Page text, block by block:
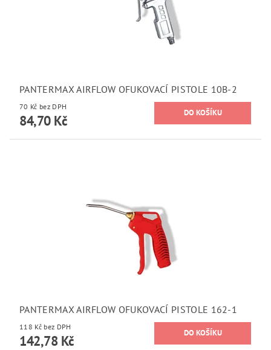
PANTERMAX AIRFLOW OFUKOVACÍ PISTOLE 10B-2
70 Kč bez DPH
84,70 Kč
PANTERMAX AIRFLOW OFUKOVACÍ PISTOLE 162-1
118 Kč bez DPH
142,78 Kč